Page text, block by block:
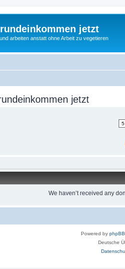
jetzt
arbeiten anstatt ohne Arbeit zu vegetieren
jetzt
We haven’t received any
Powered by phpBB
Deutsche